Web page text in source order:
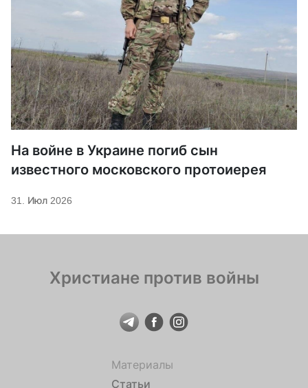
На войне в Украине погиб сын
известного московского протоиерея
31. Июл 2026
Христиане против войны
Материалы
Статьи